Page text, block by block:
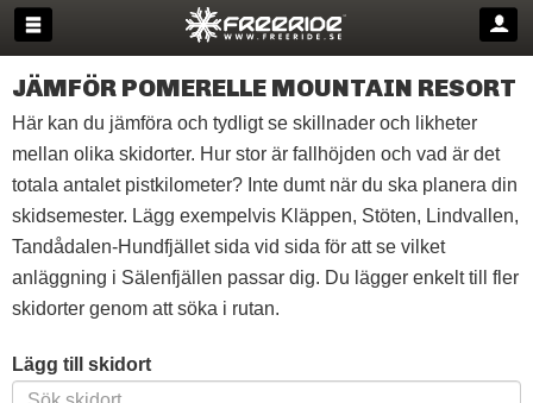
JÄMFÖR POMERELLE MOUNTAIN RESORT
Här kan du jämföra och tydligt se skillnader och likheter
mellan olika skidorter. Hur stor är fallhöjden och vad är det
totala antalet pistkilometer? Inte dumt när du ska planera din
skidsemester. Lägg exempelvis Kläppen, Stöten, Lindvallen,
Tandådalen-Hundfjället sida vid sida för att se vilket
anläggning i Sälenfjällen passar dig. Du lägger enkelt till fler
skidorter genom att söka i rutan.
Lägg till skidort